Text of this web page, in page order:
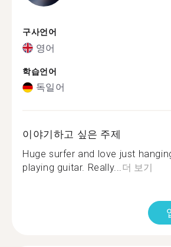
구사언어
영어
학습언어
독일어
이야기하고 싶은 주제
Huge surfer and love just
playing guitar. Really...더 보기